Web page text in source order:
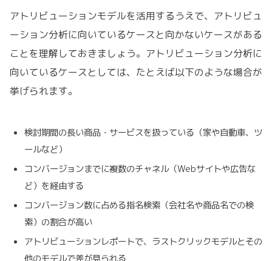
アトリビューションモデルを活用するうえで、アトリビュ
ーション分析に向いているケースと向かないケースがある
ことを理解しておきましょう。アトリビューション分析に
向いているケースとしては、たとえば以下のような場合が
挙げられます。
検討期間の長い商品・サービスを扱っている（家や自動車、ツ
ールなど）
コンバージョンまでに複数のチャネル（Webサイトや広告な
ど）を経由する
コンバージョン数に占める指名検索（会社名や商品名での検
索）の割合が高い
アトリビューションレポートで、ラストクリックモデルとその
他のモデルで差が見られる